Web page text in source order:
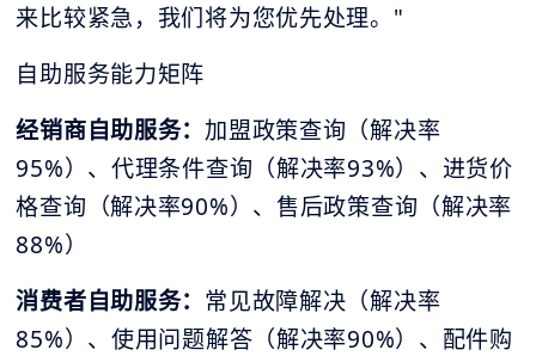
来比较紧急，我们将为您优先处理。"
自助服务能力矩阵
经销商自助服务： 加盟政策查询（解决率
95%）、代理条件查询（解决率93%）、进货价
格查询（解决率90%）、售后政策查询（解决率
88%）
消费者自助服务： 常见故障解决（解决率
85%）、使用问题解答（解决率90%）、配件购